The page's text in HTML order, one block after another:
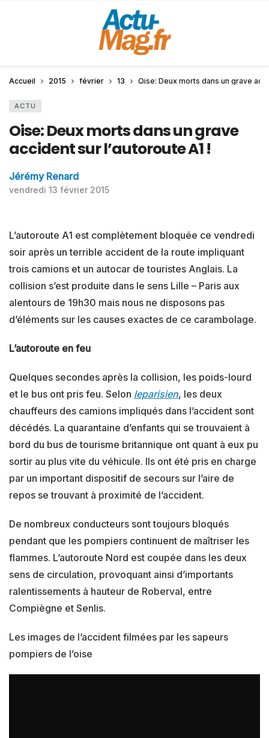
Accueil 2015 février 13 Oise: Deux morts dans un grave
ACTU
Oise: Deux morts dans un grave
accident sur l’autoroute A1 !
Jérémy Renard
vendredi 13 février 2015
L’autoroute A1 est complètement bloquée ce vendredi
soir après un terrible accident de la route impliquant
trois camions et un autocar de touristes Anglais. La
collision s’est produite dans le sens Lille – Paris aux
alentours de 19h30 mais nous ne disposons pas
d’éléments sur les causes exactes de ce carambolage.
L’autoroute en feu
Quelques secondes après la collision, les poids-lourd
et le bus ont pris feu. Selon leparisien, les deux
chauffeurs des camions impliqués dans l’accident sont
décédés. La quarantaine d’enfants qui se trouvaient à
bord du bus de tourisme britannique ont quant à eux pu
sortir au plus vite du véhicule. Ils ont été pris en charge
par un important dispositif de secours sur l’aire de
repos se trouvant à proximité de l’accident.
De nombreux conducteurs sont toujours bloqués
pendant que les pompiers continuent de maîtriser les
flammes. L’autoroute Nord est coupée dans les deux
sens de circulation, provoquant ainsi d’importants
ralentissements à hauteur de Roberval, entre
Compiègne et Senlis.
Les images de l’accident filmées par les sapeurs
pompiers de l’oise